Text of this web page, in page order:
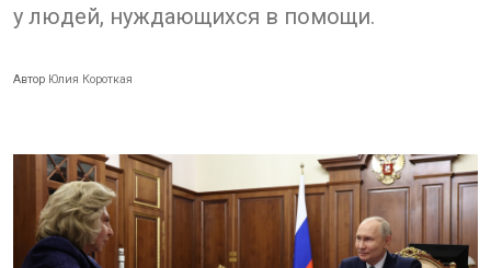
у людей, нуждающихся в помощи.
Автор Юлия Короткая